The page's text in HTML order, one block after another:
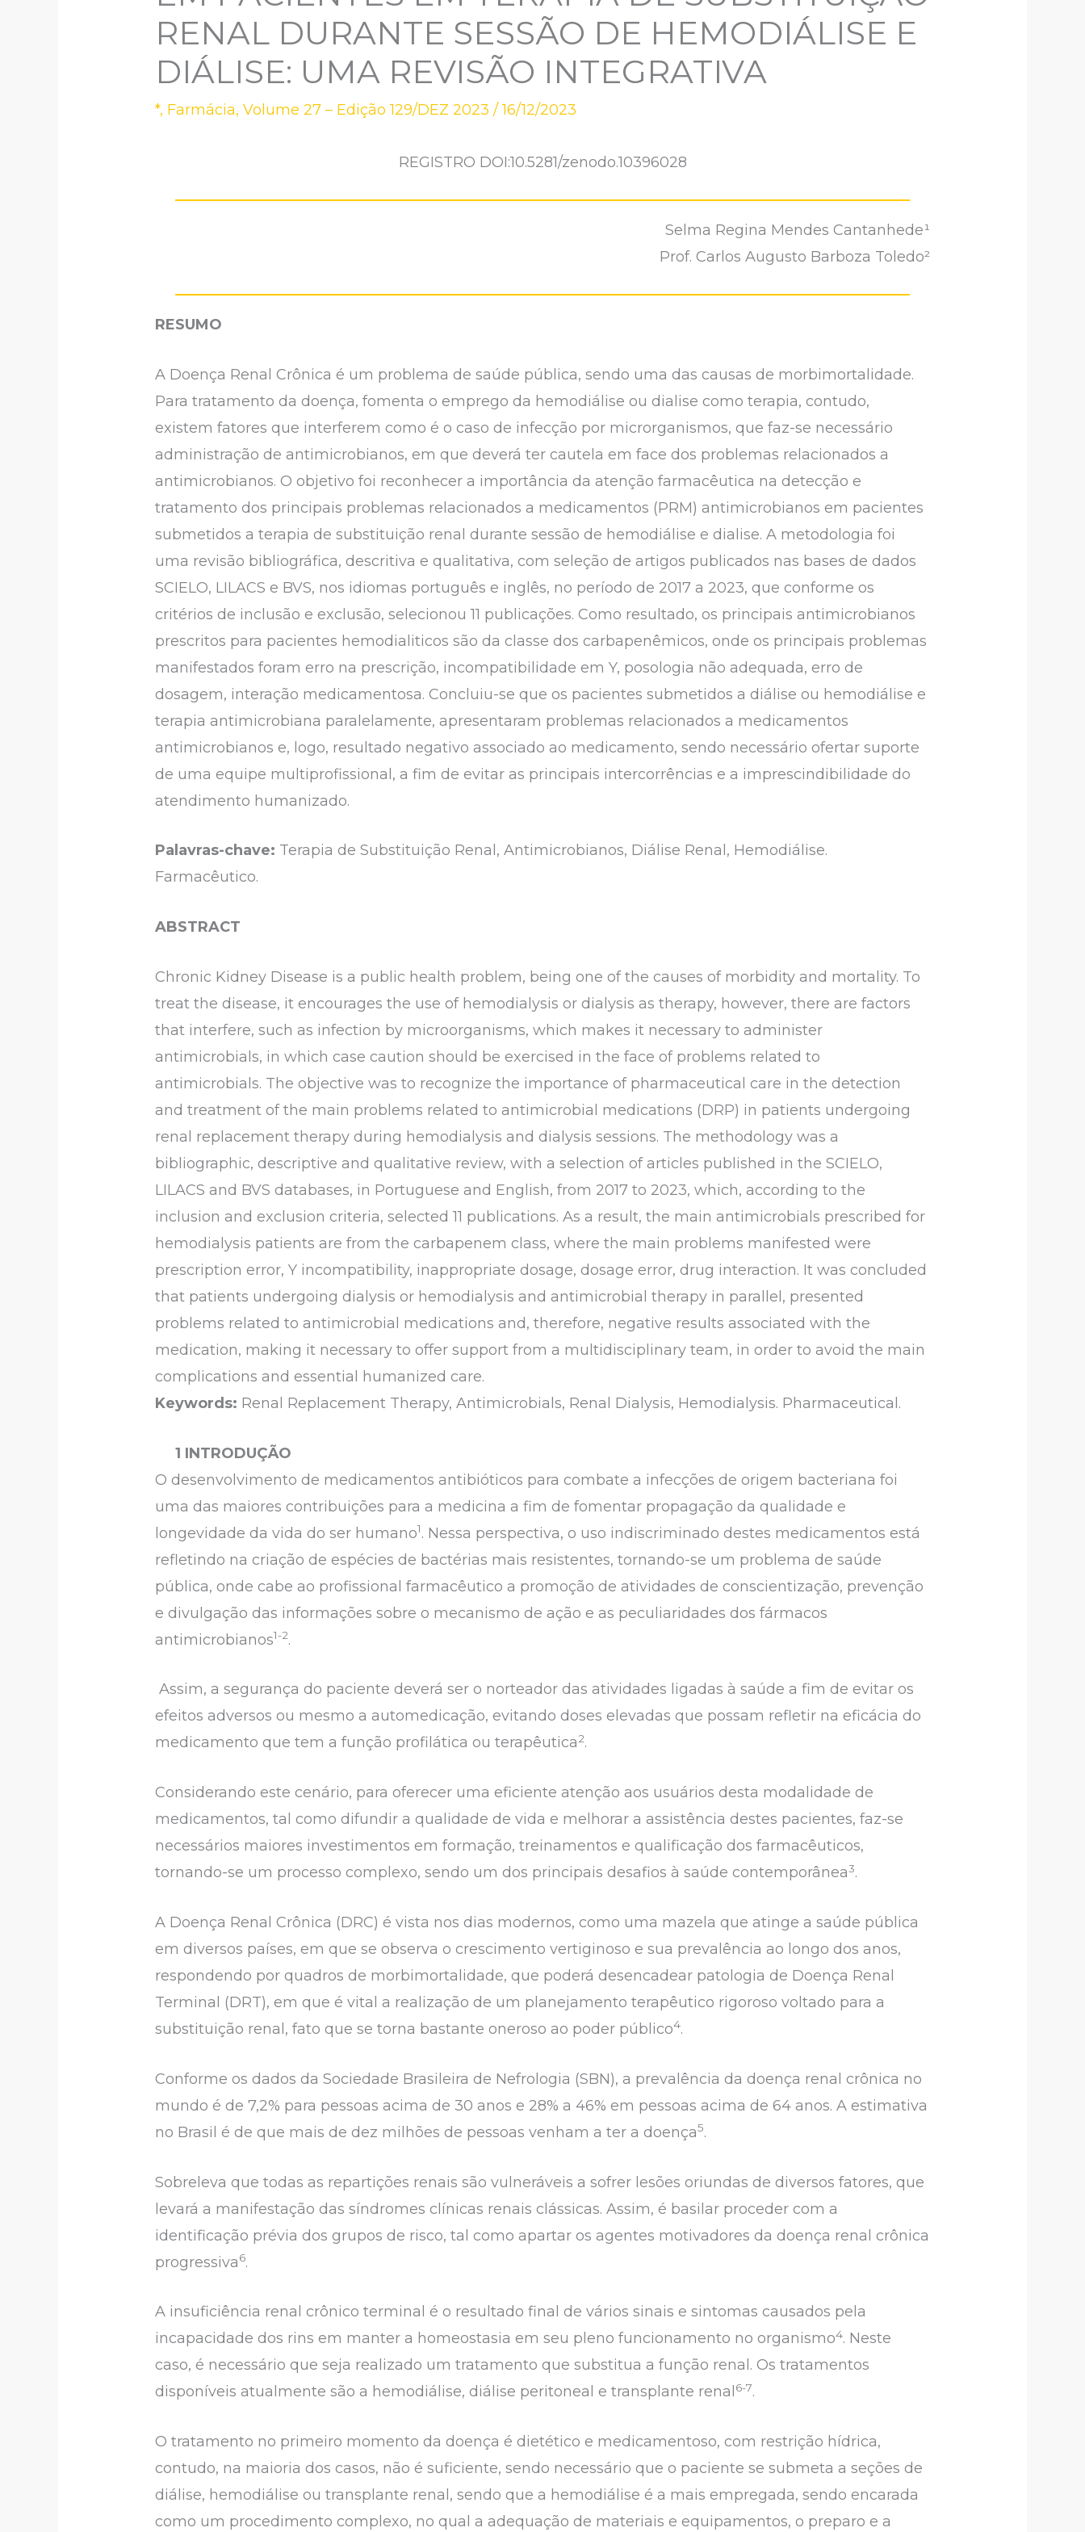
RENAL DURANTE SESSÃO DE HEMODIÁLISE E
DIÁLISE: UMA REVISÃO INTEGRATIVA
*, Farmácia,Volume 27 – Edição 129/DEZ 2023 /16/12/2023
REGISTRO DOI:10.5281/zenodo.10396028
Selma Regina Mendes Cantanhede¹
Prof. Carlos Augusto Barboza Toledo²
RESUMO
A Doença Renal Crônica é um problema de saúde pública, sendo uma das causas de morbimortalidade.
Para tratamento da doença, fomenta o emprego da hemodiálise ou dialise como terapia, contudo,
existem fatores que interferem como é o caso de infecção por microrganismos, que faz-se necessário
administração de antimicrobianos, em que deverá ter cautela em face dos problemas relacionados a
antimicrobianos. O objetivo foi reconhecer a importância da atenção farmacêutica na detecção e
tratamento dos principais problemas relacionados a medicamentos (PRM) antimicrobianos em pacientes
submetidos a terapia de substituição renal durante sessão de hemodiálise e dialise. A metodologia foi
uma revisão bibliográfica, descritiva e qualitativa, com seleção de artigos publicados nas bases de dados
SCIELO, LILACS e BVS, nos idiomas português e inglês, no período de 2017 a 2023, que conforme os
critérios de inclusão e exclusão, selecionou 11 publicações. Como resultado, os principais antimicrobianos
prescritos para pacientes hemodialiticos são da classe dos carbapenêmicos, onde os principais problemas
manifestados foram erro na prescrição, incompatibilidade em Y, posologia não adequada, erro de
dosagem, interação medicamentosa. Concluiu-se que os pacientes submetidos a diálise ou hemodiálise e
terapia antimicrobiana paralelamente, apresentaram problemas relacionados a medicamentos
antimicrobianos e, logo, resultado negativo associado ao medicamento, sendo necessário ofertar suporte
de uma equipe multiprofissional, a fim de evitar as principais intercorrências e a imprescindibilidade do
atendimento humanizado.
Palavras-chave: Terapia de Substituição Renal, Antimicrobianos, Diálise Renal, Hemodiálise.
Farmacêutico.
ABSTRACT
Chronic Kidney Disease is a public health problem, being one of the causes of morbidity and mortality. To
treat the disease, it encourages the use of hemodialysis or dialysis as therapy, however, there are factors
that interfere, such as infection by microorganisms, which makes it necessary to administer
antimicrobials, in which case caution should be exercised in the face of problems related to
antimicrobials. The objective was to recognize the importance of pharmaceutical care in the detection
and treatment of the main problems related to antimicrobial medications (DRP) in patients undergoing
renal replacement therapy during hemodialysis and dialysis sessions. The methodology was a
bibliographic, descriptive and qualitative review, with a selection of articles published in the SCIELO,
LILACS and BVS databases, in Portuguese and English, from 2017 to 2023, which, according to the
inclusion and exclusion criteria, selected 11 publications. As a result, the main antimicrobials prescribed for
hemodialysis patients are from the carbapenem class, where the main problems manifested were
prescription error, Y incompatibility, inappropriate dosage, dosage error, drug interaction. It was concluded
that patients undergoing dialysis or hemodialysis and antimicrobial therapy in parallel, presented
problems related to antimicrobial medications and, therefore, negative results associated with the
medication, making it necessary to offer support from a multidisciplinary team, in order to avoid the main
complications and essential humanized care.
Keywords: Renal Replacement Therapy, Antimicrobials, Renal Dialysis, Hemodialysis. Pharmaceutical.
1 INTRODUÇÃO
O desenvolvimento de medicamentos antibióticos para combate a infecções de origem bacteriana foi
uma das maiores contribuições para a medicina a fim de fomentar propagação da qualidade e
longevidade da vida do ser humano1. Nessa perspectiva, o uso indiscriminado destes medicamentos está
refletindo na criação de espécies de bactérias mais resistentes, tornando-se um problema de saúde
pública, onde cabe ao profissional farmacêutico a promoção de atividades de conscientização, prevenção
e divulgação das informações sobre o mecanismo de ação e as peculiaridades dos fármacos
antimicrobianos1-2.
Assim, a segurança do paciente deverá ser o norteador das atividades ligadas à saúde a fim de evitar os
efeitos adversos ou mesmo a automedicação, evitando doses elevadas que possam refletir na eficácia do
medicamento que tem a função profilática ou terapêutica2.
Considerando este cenário, para oferecer uma eficiente atenção aos usuários desta modalidade de
medicamentos, tal como difundir a qualidade de vida e melhorar a assistência destes pacientes, faz-se
necessários maiores investimentos em formação, treinamentos e qualificação dos farmacêuticos,
tornando-se um processo complexo, sendo um dos principais desafios à saúde contemporânea3.
A Doença Renal Crônica (DRC) é vista nos dias modernos, como uma mazela que atinge a saúde pública
em diversos países, em que se observa o crescimento vertiginoso e sua prevalência ao longo dos anos,
respondendo por quadros de morbimortalidade, que poderá desencadear patologia de Doença Renal
Terminal (DRT), em que é vital a realização de um planejamento terapêutico rigoroso voltado para a
substituição renal, fato que se torna bastante oneroso ao poder público4.
Conforme os dados da Sociedade Brasileira de Nefrologia (SBN), a prevalência da doença renal crônica no
mundo é de 7,2% para pessoas acima de 30 anos e 28% a 46% em pessoas acima de 64 anos. A estimativa
no Brasil é de que mais de dez milhões de pessoas venham a ter a doença5.
Sobreleva que todas as repartições renais são vulneráveis a sofrer lesões oriundas de diversos fatores, que
levará a manifestação das síndromes clínicas renais clássicas. Assim, é basilar proceder com a
identificação prévia dos grupos de risco, tal como apartar os agentes motivadores da doença renal crônica
progressiva6.
A insuficiência renal crônico terminal é o resultado final de vários sinais e sintomas causados pela
incapacidade dos rins em manter a homeostasia em seu pleno funcionamento no organismo4. Neste
caso, é necessário que seja realizado um tratamento que substitua a função renal. Os tratamentos
disponíveis atualmente são a hemodiálise, diálise peritoneal e transplante renal6-7.
O tratamento no primeiro momento da doença é dietético e medicamentoso, com restrição hídrica,
contudo, na maioria dos casos, não é suficiente, sendo necessário que o paciente se submeta a seções de
diálise, hemodiálise ou transplante renal, sendo que a hemodiálise é a mais empregada, sendo encarada
como um procedimento complexo, no qual a adequação de materiais e equipamentos, o preparo e a